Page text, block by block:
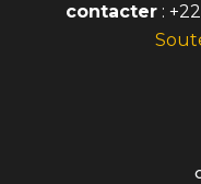
contacter :